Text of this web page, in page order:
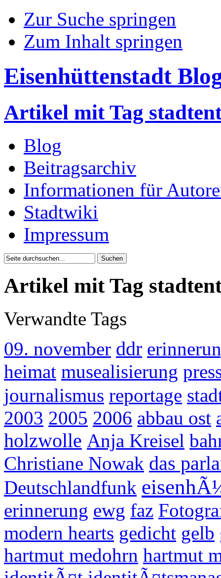
Zur Suche springen
Zum Inhalt springen
Eisenhüttenstadt
Artikel mit Tag
Blog
Beitragsarchiv
Informationen für
Stadtwiki
Impressum
Artikel mit Tag
Verwandte Tags
09. november ddr
heimat musealisierung
journalismus reportage
2003 2005 2006 abbau ost
holzwolle Anja Kreisel
Christiane Nowak das
Deutschlandfunk
erinnerung ewg faz
modern hearts gedicht gelb
hartmut medohrn hartmut